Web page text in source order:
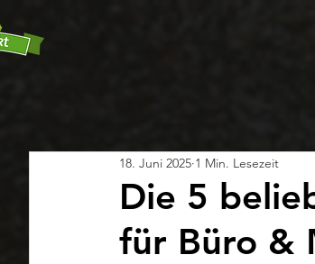
Die 5
für Büro &
18. Juni 2025 1 Min. Lesezeit